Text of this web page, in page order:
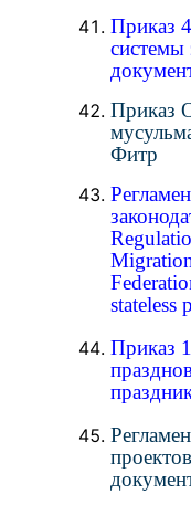
Приказ
системы
Приказ
Фитр
stateless
Приказ